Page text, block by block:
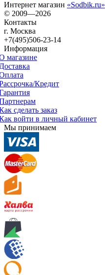
Интернет магазин «Sodbik.ru»
© 2009—2026
Контакты
г. Москва
+7(495)506-23-14
Информация
магазине
Кредит
сделать заказ
войти в личный кабинет
Мы принимаем